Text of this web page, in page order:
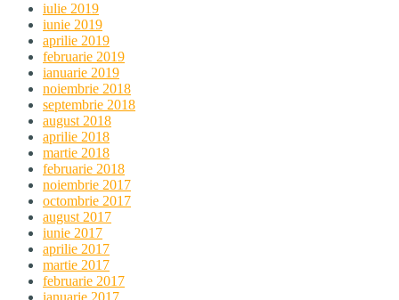
iulie 2019
iunie 2019
aprilie 2019
februarie 2019
ianuarie 2019
noiembrie 2018
septembrie 2018
august 2018
aprilie 2018
martie 2018
februarie 2018
noiembrie 2017
octombrie 2017
august 2017
iunie 2017
aprilie 2017
martie 2017
februarie 2017
ianuarie 2017